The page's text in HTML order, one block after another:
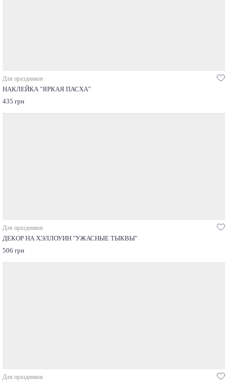
Для праздников
НАКЛЕЙКА "ЯРКАЯ ПАСХА"
435 грн
Для праздников
ДЕКОР НА ХЭЛЛОУИН "УЖАСНЫЕ ТЫКВЫ"
506 грн
Для праздников